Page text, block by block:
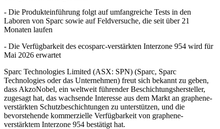
- Die Produkteinführung folgt auf umfangreiche Tests in den
Laboren von Sparc sowie auf Feldversuche, die seit über 21
Monaten laufen
- Die Verfügbarkeit des ecosparc-verstärkten Interzone 954 wird für
Mai 2026 erwartet
Sparc Technologies Limited (ASX: SPN) (Sparc, Sparc
Technologies oder das Unternehmen) freut sich bekannt zu geben,
dass AkzoNobel, ein weltweit führender Beschichtungshersteller,
zugesagt hat, das wachsende Interesse aus dem Markt an graphene-
verstärkten Schutzbeschichtungen zu unterstützen, und die
bevorstehende kommerzielle Verfügbarkeit von graphene-
verstärktem Interzone 954 bestätigt hat.